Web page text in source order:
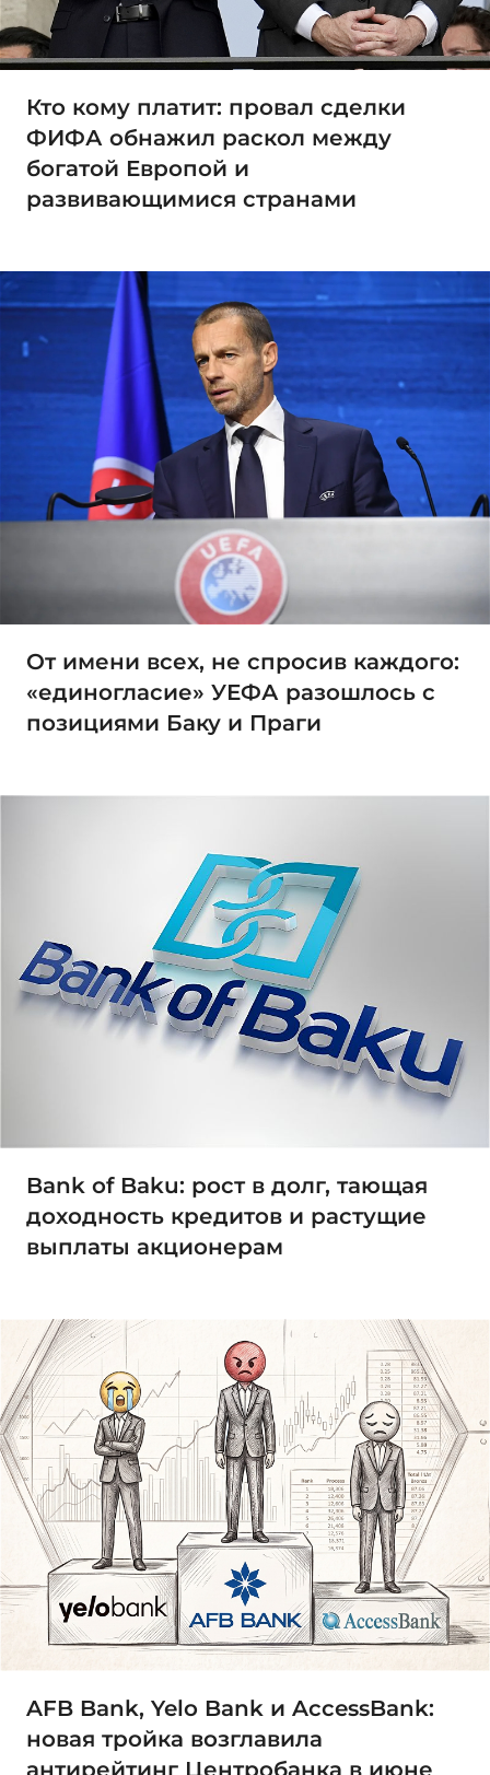
Кто кому платит: провал сделки
ФИФА обнажил раскол между
богатой Европой и
развивающимися странами
От имени всех, не спросив каждого:
«единогласие» УЕФА разошлось с
позициями Баку и Праги
Bank of Baku: рост в долг, тающая
доходность кредитов и растущие
выплаты акционерам
AFB Bank, Yelo Bank и AccessBank:
новая тройка возглавила
антирейтинг Центробанка в июне